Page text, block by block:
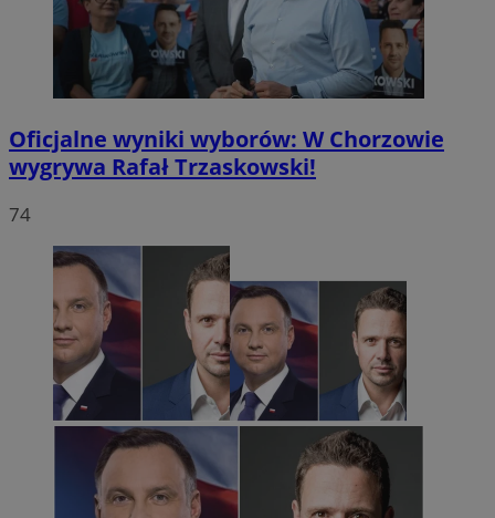
Oficjalne wyniki wyborów: W Chorzowie
wygrywa Rafał Trzaskowski!
74